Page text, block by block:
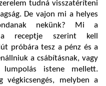
tudná visszatéríteni
De vajon mi a helyes
nekünk? Mi a
receptje szerint kell
próbára tesz a pénz és a
a csábításnak, vagy
istene mellett.
melyben a